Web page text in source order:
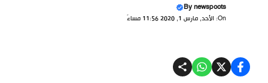
Bynewspoots
On: الأحد, مارس 1, 2020 11:56 مساءً